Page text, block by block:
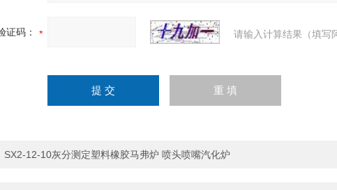
证码： 请输入计算结果（填写
SX2-12-10灰分测定塑料橡胶马弗炉 喷头喷嘴汽化炉